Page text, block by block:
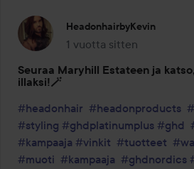
HeadonhairbyKevin
1 vuotta sitten
Viesti luotiin 1 vuotta
Seuraa Maryhill Estateen ja
illaksi!🪄
#headonhair #headonproducts
#styling #ghdplatinumplus #ghd
#kampaaja #vinkit #tuotteet
#muoti #kampaaja #ghdnordics